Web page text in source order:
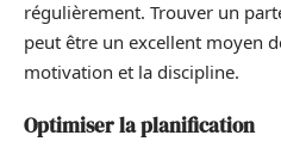
régulièrement. Trouver un
peut être un excellent moyen
motivation et la discipline.
Optimiser la planification